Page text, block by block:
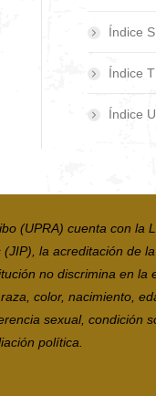
Índice S
Índice T
Índice U
(UPRA) cuenta con la
la acreditación de
no discrimina en la
color, nacimiento,
sexual, condición
política.